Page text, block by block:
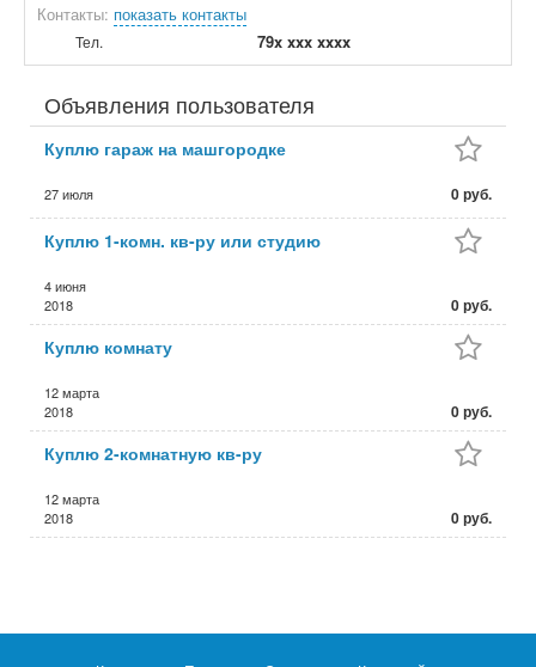
Контакты: показать контакты
Тел. 79x xxx xxxx
Объявления пользователя
Куплю гараж на машгородке
27 июля 0 руб.
Куплю 1-комн. кв-ру или студию
4 июня
2018
0 руб.
Куплю комнату
12 марта
2018
0 руб.
Куплю 2-комнатную кв-ру
12 марта
2018
0 руб.